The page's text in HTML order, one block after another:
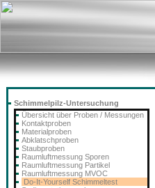
Schimmelpilz-Untersuchung
Übersicht über Proben / Messungen
Kontaktproben
Materialproben
Abklatschproben
Staubproben
Raumluftmessung Sporen
Raumluftmessung Partikel
Raumluftmessung MVOC
Do-It-Yourself Schimmeltest